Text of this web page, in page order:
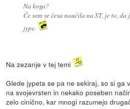
Na koga?
Če sem se česa naučila na ST, je to,
jype.
Na zezanje v tej temi
Glede jypeta se pa ne sekiraj, so si ga
na svojevrsten in nekako poseben
zelo cinično, kar mnogi razumejo